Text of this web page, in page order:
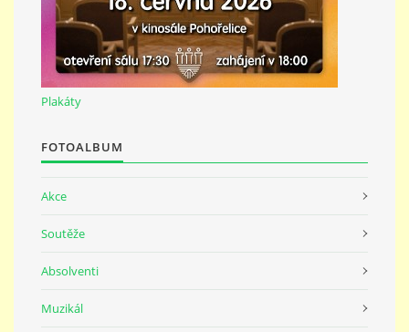
Plakáty
FOTOALBUM
Akce
Soutěže
Absolventi
Muzikál